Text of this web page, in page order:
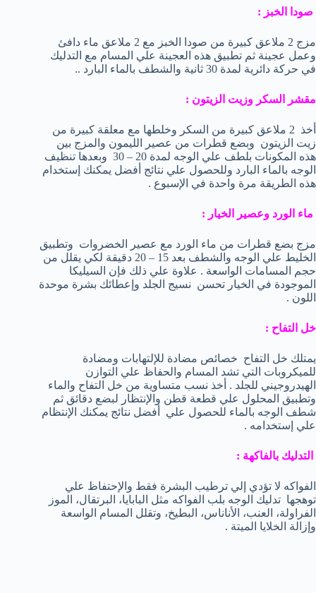
صودا الخبز :
مزج 2 ملاعق كبيرة من صودا الخبز مع 2 ملاعق ماء دافئ
وعمل عجينة ثم تطبيق هذه العجينة علي المسام مع التدليك
في حركة دائرية لمدة 30 ثانية والشطف بالماء البارد ..
مقشر السكر وزيت الزيتون :
أخذ 2 ملاعق كبيرة من السكر وخلطها مع معلقة كبيرة من
زيت الزيتون وبضع قطرات من عصير الليمون والمزج بين
هذه المكونات بلطف علي الوجه لمدة 20 – 30 وبعدها تنظيف
الوجه بالماء البارد وللحصول علي نتائج أفضل يمكنك إستخدام
هذه الطريقة مرة واحدة في الإسبوع .
ماء الورد وعصير الخيار :
مزج بضع قطرات من ماء الورد مع عصير الخضروات وتطبيق
الخليط علي الوجه والشطف بعد 15 – 20 دقيقة لكي يقلل من
حجم المسامات الواسعة . علاوة علي ذلك فإن السيليكا
الموجودة في الخيار تحسن نسيج الجلد وإعطائك بشرة موحدة
اللون .
خل التفاح :
يمتلك خل التفاح خصائص مضادة للإلتهابات ومضادة
للميكروبات التي تشد المسام والحفاظ علي التوازن
الهيدروجيني للجلد . أخذ نسب متساوية من خل التفاح والماء
وتطبيق المحلول علي قطعة قطن والإنتظار لبضع دقائق ثم
شطف الوجه بالماء للحصول علي أفضل نتائج يمكنك الإنتظام
علي إستخدامه .
التدليك بالفاكهة :
الفواكه لا تؤدي إلي ترطيب البشرة فقط والإحتفاظ علي
توهجها تدليك الوجه بلب الفواكه مثل البابايا، البرتقال، الموز
الفراولة، العنب، الأناناس، البطيخ، وتقلل المسام الواسعة
وإزالة الخلايا الميتة .